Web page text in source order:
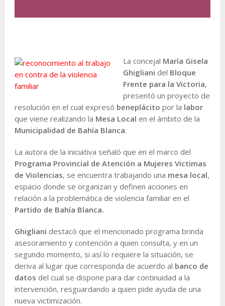
La concejal María Gisela
Ghigliani del Bloque
Frente para la Victoria,
presentó un proyecto de
resolución en el cual expresó beneplácito por la labor
que viene realizando la Mesa Local en el ámbito de la
Municipalidad de Bahía Blanca.
La autora de la iniciativa señaló que en el marco del
Programa Provincial de Atención a Mujeres Victimas
de Violencias, se encuentra trabajando una mesa local,
espacio donde se organizan y definen acciones en
relación a la problemática de violencia familiar en el
Partido de Bahía Blanca.
Ghigliani destacó que el mencionado programa brinda
asesoramiento y contención a quien consulta, y en un
segundo momento, si así lo requiere la situación, se
deriva al lugar que corresponda de acuerdo al banco de
datos del cual se dispone para dar continuidad a la
intervención, resguardando a quien pide ayuda de una
nueva victimización.